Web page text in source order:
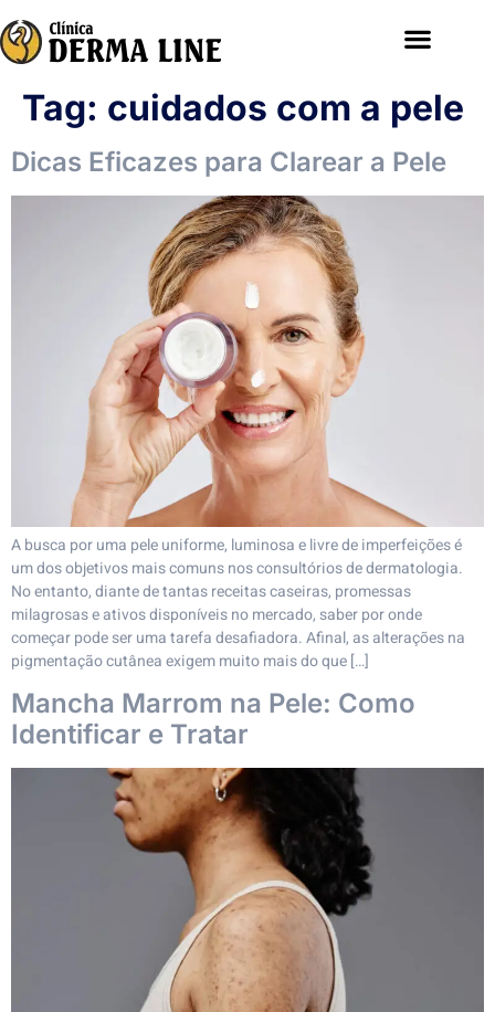
Tag: cuidados com a pele
Dicas Eficazes para Clarear a Pele
A busca por uma pele uniforme, luminosa e livre de imperfeições é
um dos objetivos mais comuns nos consultórios de dermatologia.
No entanto, diante de tantas receitas caseiras, promessas
milagrosas e ativos disponíveis no mercado, saber por onde
começar pode ser uma tarefa desafiadora. Afinal, as alterações na
pigmentação cutânea exigem muito mais do que […]
Mancha Marrom na Pele: Como
Identificar e Tratar